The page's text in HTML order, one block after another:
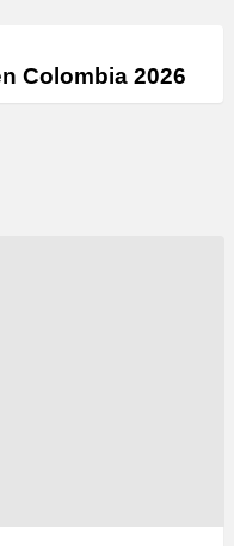
Colombia 2026